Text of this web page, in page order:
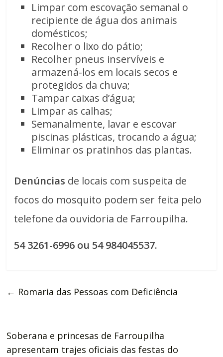
Limpar com escovação semanal o
recipiente de água dos animais
domésticos;
Recolher o lixo do pátio;
Recolher pneus inservíveis e
armazená-los em locais secos e
protegidos da chuva;
Tampar caixas d’água;
Limpar as calhas;
Semanalmente, lavar e escovar
piscinas plásticas, trocando a água;
Eliminar os pratinhos das plantas.
Denúncias de locais com suspeita de
focos do mosquito podem ser feita pelo
telefone da ouvidoria de Farroupilha.
54 3261-6996 ou 54 984045537.
← Romaria das Pessoas com Deficiência
Soberana e princesas de Farroupilha
apresentam trajes oficiais das festas do